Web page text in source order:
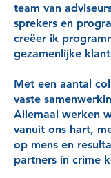
team van
sprekers en
creëer ik
gezamenlijke
Met een aantal
vaste
Allemaal werken
vanuit ons hart,
op mens en
partners in crime